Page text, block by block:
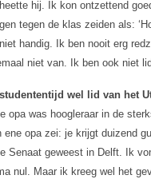
hij. Ik kon ontzettend
tegen de klas zeiden als:
handig. Ik ben nooit erg
niet van. Ik ben ook niet
wel lid van het
opa was hoogleraar in de
ene opa zei: je krijgt duizend
Senaat geweest in Delft. Ik
nul. Maar ik kreeg wel het